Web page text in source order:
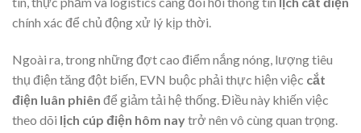
chính xác để chủ động xử lý kịp thời.
Ngoài ra, trong những đợt cao điểm nắng nóng, lượng tiêu
thụ điện tăng đột biến, EVN buộc phải thực hiện việc cắt
điện luân phiên để giảm tải hệ thống. Điều này khiến việc
theo dõi lịch cúp điện hôm naytrở nên vô cùng quan trọng.